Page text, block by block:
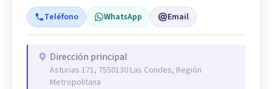
Teléfono WhatsApp Email
Dirección principal
Asturias 171, 7550130 Las Condes, Región
Metropolitana